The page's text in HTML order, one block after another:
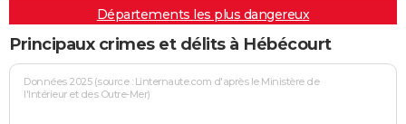
Départements les plus dangereux
Principaux crimes et délits à Hébécourt
Données 2025 (source : Linternaute.com d'après le Ministère de
l'Intérieur et des Outre-Mer)